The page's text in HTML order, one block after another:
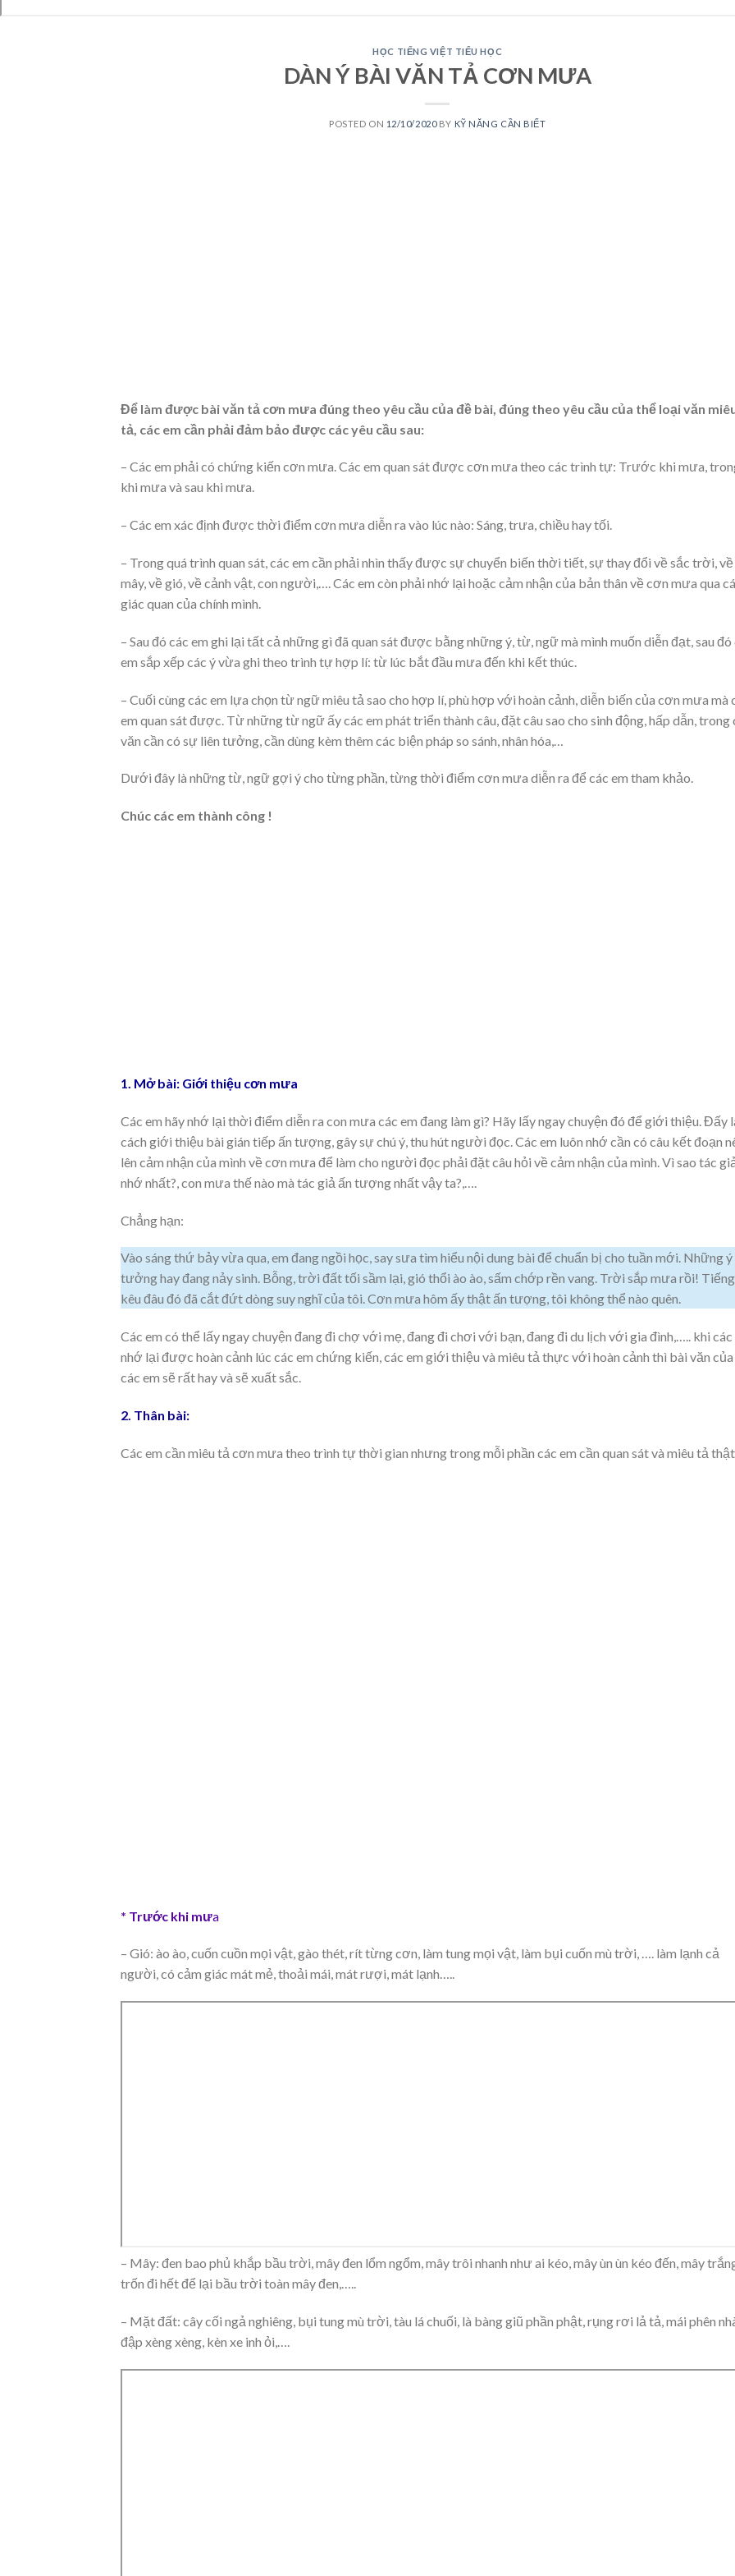
HỌC TIẾNG VIỆT TIỂU HỌC
DÀN Ý BÀI VĂN TẢ CƠN MƯA
POSTED ON 12/10/2020BY KỸ NĂNG CẦN BIẾT
Để làm được bài văn tả cơn mưa đúng theo yêu cầu của đề bài, đúng theo yêu cầu của thể loại văn
tả, các em cần phải đảm bảo được các yêu cầu sau:
– Các em phải có chứng kiến cơn mưa. Các em quan sát được cơn mưa theo các trình tự: Trước khi mưa,
khi mưa và sau khi mưa.
– Các em xác định được thời điểm cơn mưa diễn ra vào lúc nào: Sáng, trưa, chiều hay tối.
– Trong quá trình quan sát, các em cần phải nhìn thấy được sự chuyển biến thời tiết, sự thay đổi về sắc trời, về
mây, về gió, về cảnh vật, con người,…. Các em còn phải nhớ lại hoặc cảm nhận của bản thân về cơn mưa qua
giác quan của chính mình.
– Sau đó các em ghi lại tất cả những gì đã quan sát được bằng những ý, từ, ngữ mà mình muốn diễn đạt, sau đó
em sắp xếp các ý vừa ghi theo trình tự hợp lí: từ lúc bắt đầu mưa đến khi kết thúc.
– Cuối cùng các em lựa chọn từ ngữ miêu tả sao cho hợp lí, phù hợp với hoàn cảnh, diễn biến của cơn mưa mà
em quan sát được. Từ những từ ngữ ấy các em phát triển thành câu, đặt câu sao cho sinh động, hấp dẫn, trong
văn cần có sự liên tưởng, cần dùng kèm thêm các biện pháp so sánh, nhân hóa,…
Dưới đây là những từ, ngữ gợi ý cho từng phần, từng thời điểm cơn mưa diễn ra để các em tham khảo.
Chúc các em thành công !
1. Mở bài: Giới thiệu cơn mưa
Các em hãy nhớ lại thời điểm diễn ra con mưa các em đang làm gì? Hãy lấy ngay chuyện đó để giới thiệu. Đấy
cách giới thiệu bài gián tiếp ấn tượng, gây sự chú ý, thu hút người đọc. Các em luôn nhớ cần có câu kết đoạn
lên cảm nhận của mình về cơn mưa để làm cho người đọc phải đặt câu hỏi về cảm nhận của mình. Vì sao tác
nhớ nhất?, con mưa thế nào mà tác giả ấn tượng nhất vậy ta?,….
Chẳng hạn:
Vào sáng thứ bảy vừa qua, em đang ngồi học, say sưa tìm hiểu nội dung bài để chuẩn bị cho tuần mới. Những ý
tưởng hay đang nảy sinh. Bỗng, trời đất tối sầm lại, gió thổi ào ào, sấm chớp rền vang. Trời sắp mưa rồi! Tiếng
kêu đâu đó đã cắt đứt dòng suy nghĩ của tôi. Cơn mưa hôm ấy thật ấn tượng, tôi không thể nào quên.
Các em có thể lấy ngay chuyện đang đi chợ với mẹ, đang đi chơi với bạn, đang đi du lịch với gia đình,….. khi các
nhớ lại được hoàn cảnh lúc các em chứng kiến, các em giới thiệu và miêu tả thực với hoàn cảnh thì bài văn của
các em sẽ rất hay và sẽ xuất sắc.
2. Thân bài:
Các em cần miêu tả cơn mưa theo trình tự thời gian nhưng trong mỗi phần các em cần quan sát và miêu tả
* Trước khi mưa
– Gió: ào ào, cuốn cuồn mọi vật, gào thét, rít từng cơn, làm tung mọi vật, làm bụi cuốn mù trời, …. làm lạnh cả
người, có cảm giác mát mẻ, thoải mái, mát rượi, mát lạnh…..
– Mây: đen bao phủ khắp bầu trời, mây đen lổm ngổm, mây trôi nhanh như ai kéo, mây ùn ùn kéo đến, mây
trốn đi hết để lại bầu trời toàn mây đen,…..
– Mặt đất: cây cối ngả nghiêng, bụi tung mù trời, tàu lá chuối, là bàng giũ phần phật, rụng rơi lả tả, mái phên
đập xèng xèng, kèn xe inh ỏi,….